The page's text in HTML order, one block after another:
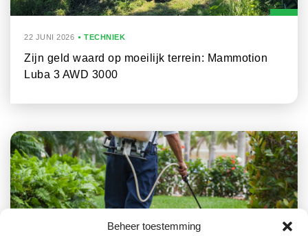
Beheer toestemming
22 JUNI 2026 TECHNIEK
Zijn geld waard op moeilijk terrein: Mammotion
Luba 3 AWD 3000